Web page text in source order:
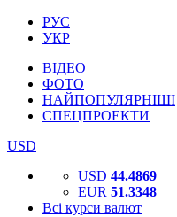
РУС
УКР
ВІДЕО
ФОТО
НАЙПОПУЛЯРНІШІ
СПЕЦПРОЕКТИ
USD
USD 44.4869
EUR 51.3348
Всі курси валют